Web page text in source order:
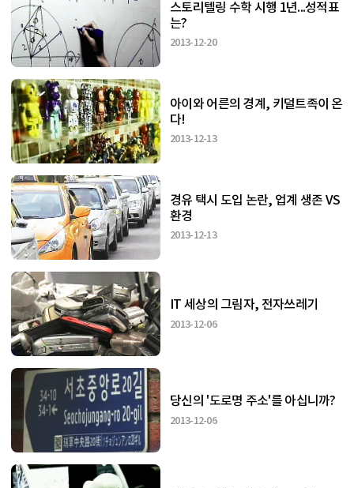
스토리텔링 수학 시행 1년...성적표
는?
2013-12-20
아이와 어른의 경계, 키덜트족이 온
다!
2013-12-13
경유 택시 도입 논란, 업계 생존 VS
환경
2013-12-13
IT 세상의 그림자, 전자쓰레기
2013-12-06
당신의 '도로명 주소'를 아십니까?
2013-12-06